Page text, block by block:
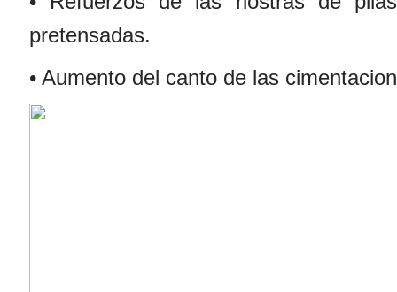
pretensadas.
• Aumento del canto de las